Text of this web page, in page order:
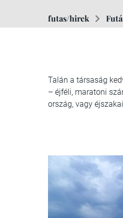
futas/hirek
Talán a társaság
– éjféli, maratoni
ország, vagy